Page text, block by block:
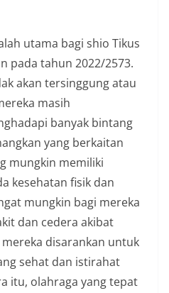
utama bagi shio Tikus
pada tahun 2022/2573.
akan tersinggung atau
masih
banyak bintang
yang berkaitan
mungkin memiliki
kesehatan fisik dan
mungkin bagi mereka
dan cedera akibat
disarankan untuk
sehat dan istirahat
itu, olahraga yang tepat